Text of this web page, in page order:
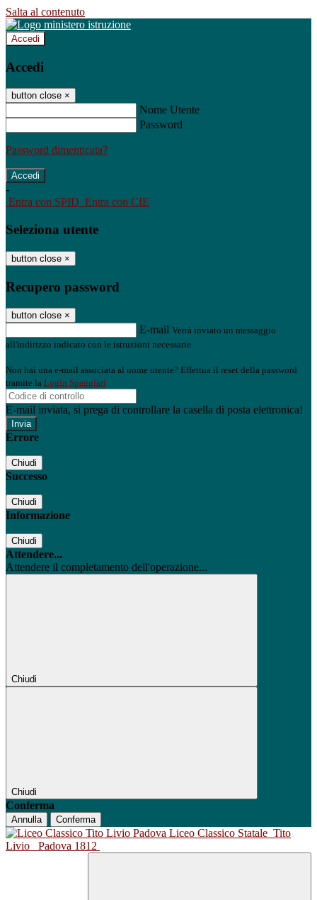
Salta al contenuto
Accedi
Accedi
button close ×
Nome Utente
Password
Password dimenticata?
-
Entra con SPID Entra con CIE
Seleziona utente
button close ×
Recupero password
button close ×
E-mail Verrà inviato un messaggio
all'indirizzo indicato con le istruzioni necessarie.
Non hai una e-mail associata al nome utente? Effettua il reset della password
tramite la Login Spaggiari
E-mail inviata, si prega di controllare la casella di posta elettronica!
Errore
Chiudi
Successo
Chiudi
Informazione
Chiudi
Attendere...
Attendere il completamento dell'operazione...
Chiudi
Chiudi
Conferma
Annulla Conferma
Liceo Classico Statale Tito
Livio
Padova 1812